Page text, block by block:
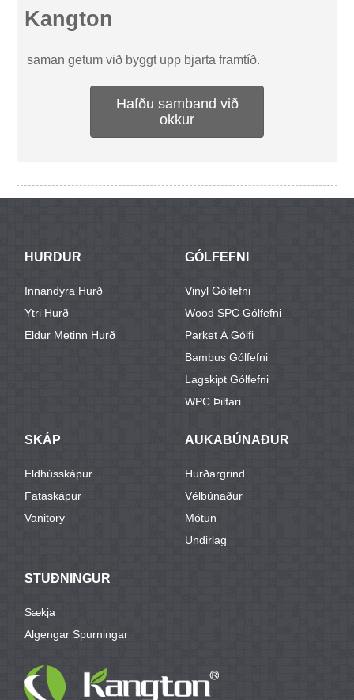
Kangton
saman getum við byggt upp bjarta framtíð.
Hafðu samband við
okkur
HURDUR
Innandyra Hurð
Ytri Hurð
Eldur Metinn Hurð
GÓLFEFNI
Vinyl Gólfefni
Wood SPC Gólfefni
Parket Á Gólfi
Bambus Gólfefni
Lagskipt Gólfefni
WPC Þilfari
SKÁP
Eldhússkápur
Fataskápur
Vanitory
AUKABÚNAÐUR
Hurðargrind
Vélbúnaður
Mótun
Undirlag
STUÐNINGUR
Sækja
Algengar Spurningar